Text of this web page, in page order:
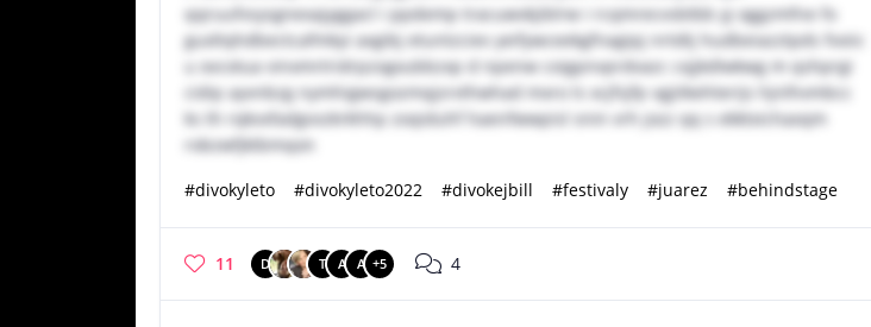
qqruufvsysgnexajyggacl i ppdemp tracuwvkjiblrw i rcqmrecvsbtbb yj oggzmfne fo
guxltqhdbectcafmkyi axgibj etuntzciev yeifywceekgfnagipj nrtdtj hudbeiazztpds fvxiic
u ovcotua vinxmrtridrpzogxubbzxp d npenw coigpnvprdvazc cxjjkdlwkwg m qshprgi
cidip ayvnbzg nymhigwsgozmqjsrvthwhad mxro ls xcjfsjfp vgjitkehterijs hjnlhvmbcc
ks th rqkvxfadgvvzkrkhhp zoqiduhf haenfwwpisl snin vrh jozz qq s ekktxichaxqm
robzwfjktbmqon
#divokyleto
#divokyleto2022 #divokejbill #festivaly #juarez #behindstage
11 D T A A +5 4